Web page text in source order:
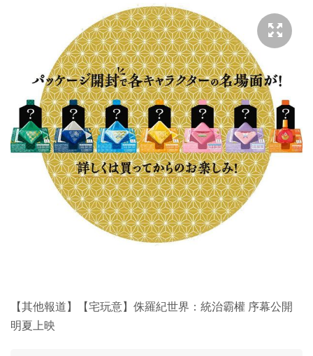
【其他報道】【宅玩意】侏羅紀世界：統治霸權 序幕公開
明夏上映